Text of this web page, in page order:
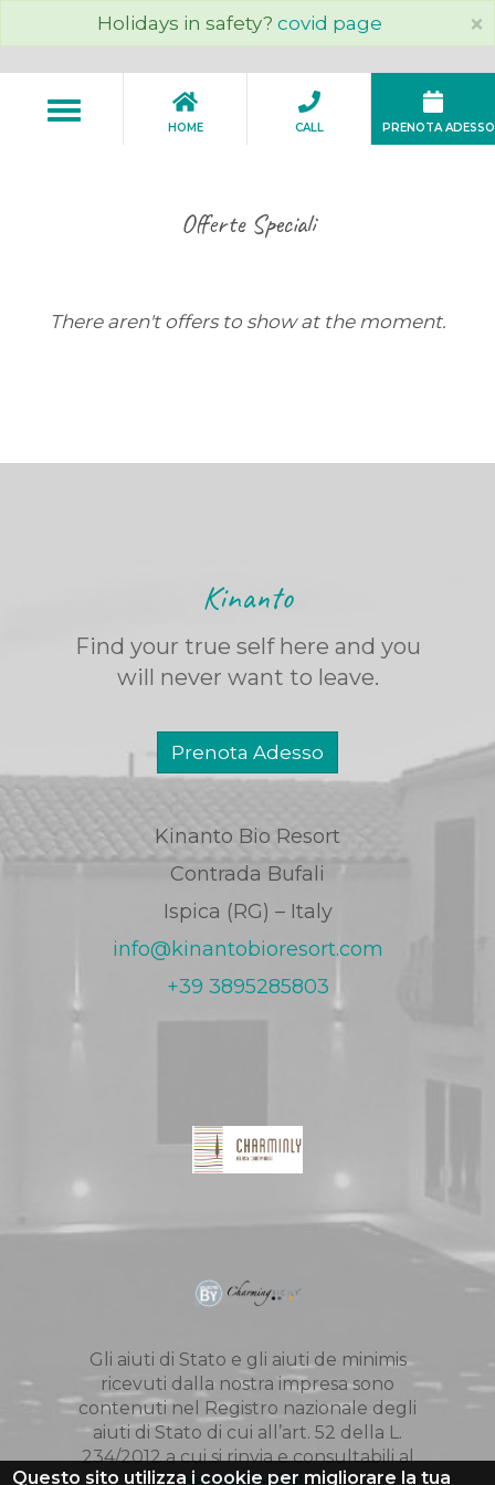
×
Holidays in safety? covid page
Toggle
navigation
HOME CALL PRENOTA ADESSO
Offerte Speciali
There aren't offers to show at the moment.
Kinanto
Find your true self here and you
will never want to leave.
Prenota Adesso
Kinanto Bio Resort
Contrada Bufali
Ispica (RG) – Italy
info@kinantobioresort.com
+39 3895285803
Gli aiuti di Stato e gli aiuti de minimis
ricevuti dalla nostra impresa sono
contenuti nel Registro nazionale degli
aiuti di Stato di cui all’art. 52 della L.
234/2012 a cui si rinvia e consultabili al
Questo sito utilizza i cookie per migliorare la tua